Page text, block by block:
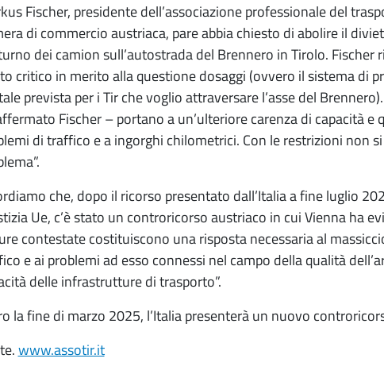
Fischer, presidente dell’associazione professionale del
di commercio austriaca, pare abbia chiesto di abolire il
dei camion sull’autostrada del Brennero in Tirolo. Fischer
critico in merito alla questione dosaggi (ovvero il sistema di
prevista per i Tir che voglio attraversare l’asse del
Fischer – portano a un’ulteriore carenza di capacità e
di traffico e a ingorghi chilometrici. Con le restrizioni non
che, dopo il ricorso presentato dall’Italia a fine luglio
Ue, c’è stato un controricorso austriaco in cui Vienna ha
contestate costituiscono una risposta necessaria al
e ai problemi ad esso connessi nel campo della qualità
delle infrastrutture di trasporto”.
la fine di marzo 2025, l’Italia presenterà un nuovo
www.assotir.it